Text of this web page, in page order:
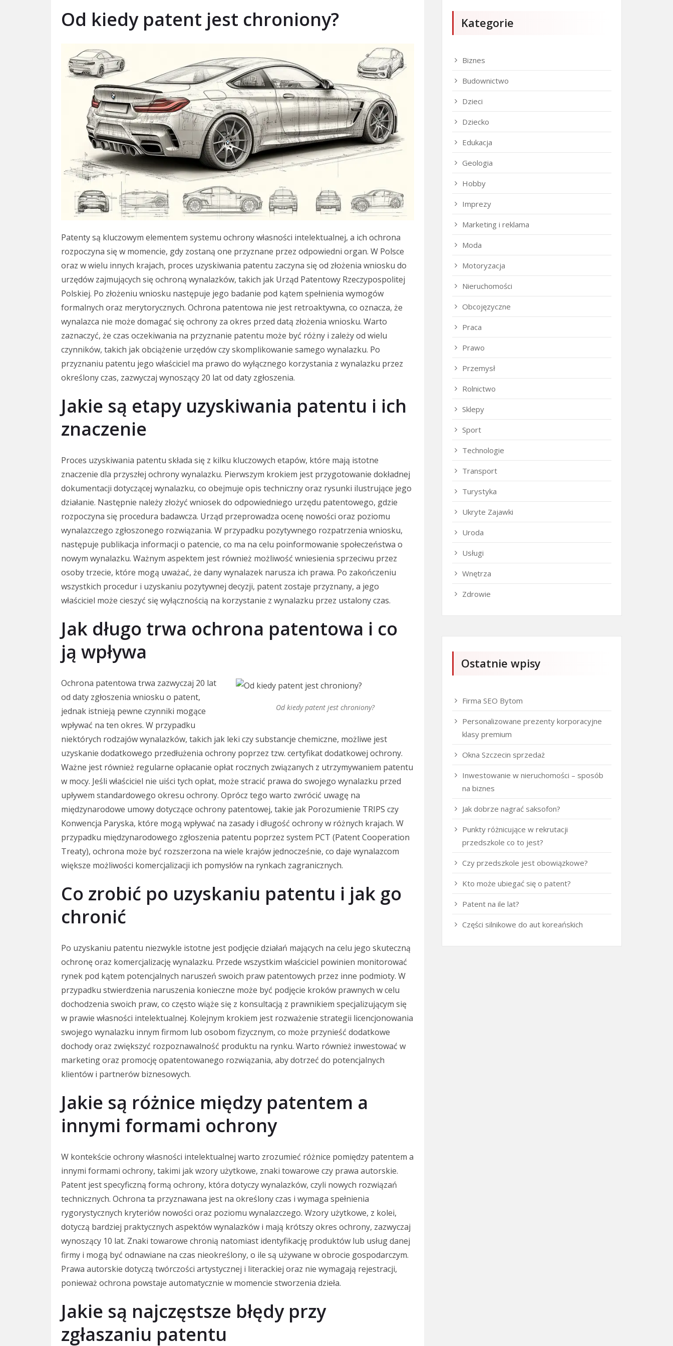
Od kiedy patent jest chroniony?
Patenty są kluczowym elementem systemu ochrony własności intelektualnej, a ich ochrona
rozpoczyna się w momencie, gdy zostaną one przyznane przez odpowiedni organ. W Polsce
oraz w wielu innych krajach, proces uzyskiwania patentu zaczyna się od złożenia wniosku do
urzędów zajmujących się ochroną wynalazków, takich jak Urząd Patentowy Rzeczypospolitej
Polskiej. Po złożeniu wniosku następuje jego badanie pod kątem spełnienia wymogów
formalnych oraz merytorycznych. Ochrona patentowa nie jest retroaktywna, co oznacza, że
wynalazca nie może domagać się ochrony za okres przed datą złożenia wniosku. Warto
zaznaczyć, że czas oczekiwania na przyznanie patentu może być różny i zależy od wielu
czynników, takich jak obciążenie urzędów czy skomplikowanie samego wynalazku. Po
przyznaniu patentu jego właściciel ma prawo do wyłącznego korzystania z wynalazku przez
określony czas, zazwyczaj wynoszący 20 lat od daty zgłoszenia.
Jakie są etapy uzyskiwania patentu i ich
znaczenie
Proces uzyskiwania patentu składa się z kilku kluczowych etapów, które mają istotne
znaczenie dla przyszłej ochrony wynalazku. Pierwszym krokiem jest przygotowanie dokładnej
dokumentacji dotyczącej wynalazku, co obejmuje opis techniczny oraz rysunki ilustrujące jego
działanie. Następnie należy złożyć wniosek do odpowiedniego urzędu patentowego, gdzie
rozpoczyna się procedura badawcza. Urząd przeprowadza ocenę nowości oraz poziomu
wynalazczego zgłoszonego rozwiązania. W przypadku pozytywnego rozpatrzenia wniosku,
następuje publikacja informacji o patencie, co ma na celu poinformowanie społeczeństwa o
nowym wynalazku. Ważnym aspektem jest również możliwość wniesienia sprzeciwu przez
osoby trzecie, które mogą uważać, że dany wynalazek narusza ich prawa. Po zakończeniu
wszystkich procedur i uzyskaniu pozytywnej decyzji, patent zostaje przyznany, a jego
właściciel może cieszyć się wyłącznością na korzystanie z wynalazku przez ustalony czas.
Jak długo trwa ochrona patentowa i co
ją wpływa
Od kiedy patent jest chroniony?
Ochrona patentowa trwa zazwyczaj 20 lat
od daty zgłoszenia wniosku o patent,
jednak istnieją pewne czynniki mogące
wpływać na ten okres. W przypadku
niektórych rodzajów wynalazków, takich jak leki czy substancje chemiczne, możliwe jest
uzyskanie dodatkowego przedłużenia ochrony poprzez tzw. certyfikat dodatkowej ochrony.
Ważne jest również regularne opłacanie opłat rocznych związanych z utrzymywaniem patentu
w mocy. Jeśli właściciel nie uiści tych opłat, może stracić prawa do swojego wynalazku przed
upływem standardowego okresu ochrony. Oprócz tego warto zwrócić uwagę na
międzynarodowe umowy dotyczące ochrony patentowej, takie jak Porozumienie TRIPS czy
Konwencja Paryska, które mogą wpływać na zasady i długość ochrony w różnych krajach. W
przypadku międzynarodowego zgłoszenia patentu poprzez system PCT (Patent Cooperation
Treaty), ochrona może być rozszerzona na wiele krajów jednocześnie, co daje wynalazcom
większe możliwości komercjalizacji ich pomysłów na rynkach zagranicznych.
Co zrobić po uzyskaniu patentu i jak go
chronić
Po uzyskaniu patentu niezwykle istotne jest podjęcie działań mających na celu jego skuteczną
ochronę oraz komercjalizację wynalazku. Przede wszystkim właściciel powinien monitorować
rynek pod kątem potencjalnych naruszeń swoich praw patentowych przez inne podmioty. W
przypadku stwierdzenia naruszenia konieczne może być podjęcie kroków prawnych w celu
dochodzenia swoich praw, co często wiąże się z konsultacją z prawnikiem specjalizującym się
w prawie własności intelektualnej. Kolejnym krokiem jest rozważenie strategii licencjonowania
swojego wynalazku innym firmom lub osobom fizycznym, co może przynieść dodatkowe
dochody oraz zwiększyć rozpoznawalność produktu na rynku. Warto również inwestować w
marketing oraz promocję opatentowanego rozwiązania, aby dotrzeć do potencjalnych
klientów i partnerów biznesowych.
Jakie są różnice między patentem a
innymi formami ochrony
W kontekście ochrony własności intelektualnej warto zrozumieć różnice pomiędzy patentem a
innymi formami ochrony, takimi jak wzory użytkowe, znaki towarowe czy prawa autorskie.
Patent jest specyficzną formą ochrony, która dotyczy wynalazków, czyli nowych rozwiązań
technicznych. Ochrona ta przyznawana jest na określony czas i wymaga spełnienia
rygorystycznych kryteriów nowości oraz poziomu wynalazczego. Wzory użytkowe, z kolei,
dotyczą bardziej praktycznych aspektów wynalazków i mają krótszy okres ochrony, zazwyczaj
wynoszący 10 lat. Znaki towarowe chronią natomiast identyfikację produktów lub usług danej
firmy i mogą być odnawiane na czas nieokreślony, o ile są używane w obrocie gospodarczym.
Prawa autorskie dotyczą twórczości artystycznej i literackiej oraz nie wymagają rejestracji,
ponieważ ochrona powstaje automatycznie w momencie stworzenia dzieła.
Jakie są najczęstsze błędy przy
zgłaszaniu patentu
Kategorie
Biznes
Budownictwo
Dzieci
Dziecko
Edukacja
Geologia
Hobby
Imprezy
Marketing i reklama
Moda
Motoryzacja
Nieruchomości
Obcojęzyczne
Praca
Prawo
Przemysł
Rolnictwo
Sklepy
Sport
Technologie
Transport
Turystyka
Ukryte Zajawki
Uroda
Usługi
Wnętrza
Zdrowie
Ostatnie wpisy
Firma SEO Bytom
Personalizowane prezenty korporacyjne
klasy premium
Okna Szczecin sprzedaż
Inwestowanie w nieruchomości – sposób
na biznes
Jak dobrze nagrać saksofon?
Punkty różnicujące w rekrutacji
przedszkole co to jest?
Czy przedszkole jest obowiązkowe?
Kto może ubiegać się o patent?
Patent na ile lat?
Części silnikowe do aut koreańskich